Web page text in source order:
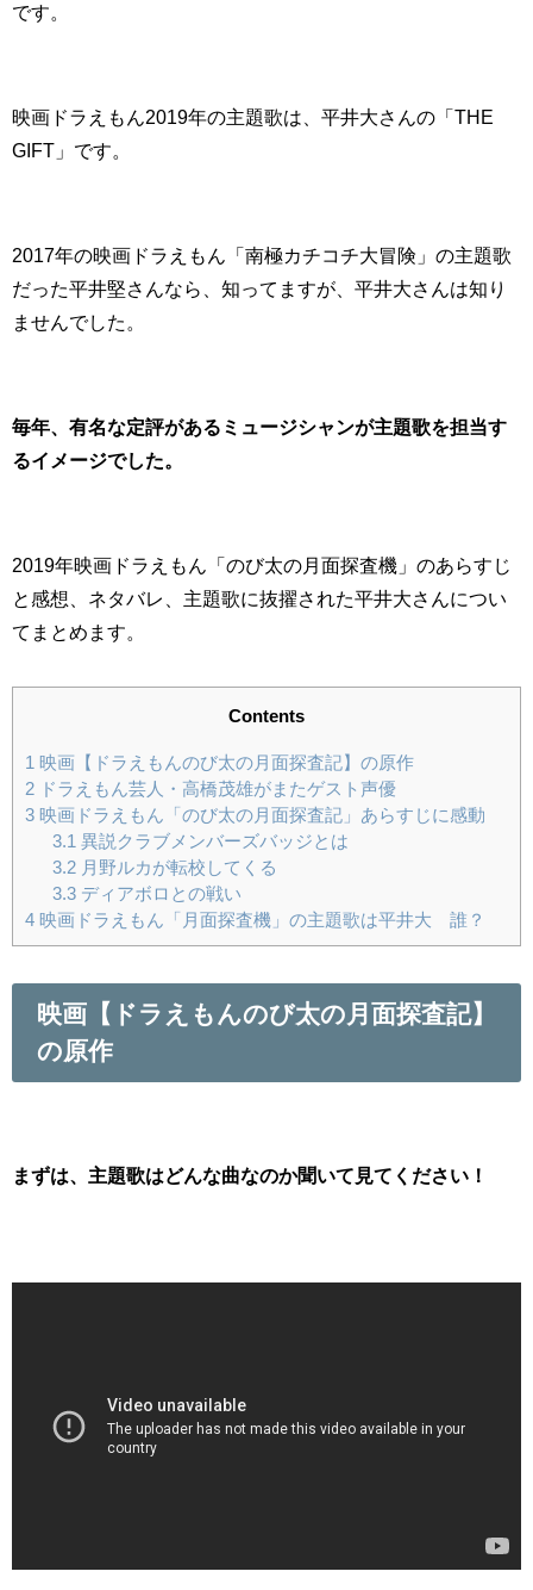
です。
映画ドラえもん2019年の主題歌は、平井大さんの「THE
GIFT」です。
2017年の映画ドラえもん「南極カチコチ大冒険」の主題歌
だった平井堅さんなら、知ってますが、平井大さんは知り
ませんでした。
毎年、有名な定評があるミュージシャンが主題歌を担当す
るイメージでした。
2019年映画ドラえもん「のび太の月面探査機」のあらすじ
と感想、ネタバレ、主題歌に抜擢された平井大さんについ
てまとめます。
Contents
1
映画【ドラえもんのび太の月面探査記】の原作
2 ドラえもん芸人・高橋茂雄がまたゲスト声優
3 映画ドラえもん「のび太の月面探査記」あらすじに感動
3.1 異説クラブメンバーズバッジとは
3.2月野ルカが転校してくる
3.3ディアボロとの戦い
4 映画ドラえもん「月面探査機」の主題歌は平井大 誰？
映画【ドラえもんのび太の月面探査記】
の原作
まずは、主題歌はどんな曲なのか聞いて見てください！